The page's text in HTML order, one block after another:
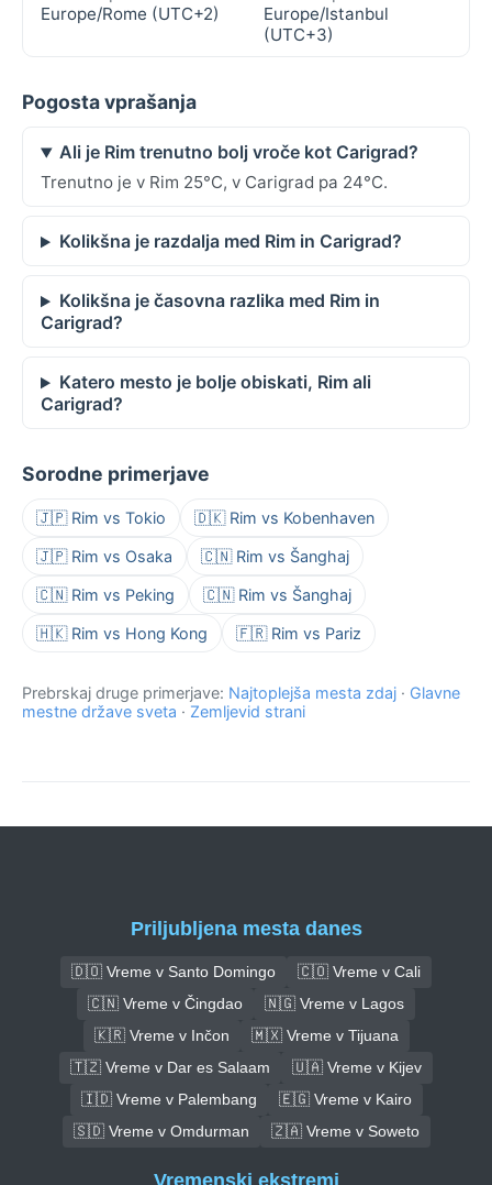
Europe/Rome (UTC+2)
Europe/Istanbul
(UTC+3)
Pogosta vprašanja
Ali je Rim trenutno bolj vroče kot Carigrad?
Trenutno je v Rim 25°C, v Carigrad pa 24°C.
Kolikšna je razdalja med Rim in Carigrad?
Kolikšna je časovna razlika med Rim in
Carigrad?
Katero mesto je bolje obiskati, Rim ali
Carigrad?
Sorodne primerjave
🇯🇵 Rim vs Tokio 🇩🇰 Rim vs Kobenhaven
🇯🇵 Rim vs Osaka 🇨🇳 Rim vs Šanghaj
🇨🇳 Rim vs Peking 🇨🇳 Rim vs Šanghaj
🇭🇰 Rim vs Hong Kong 🇫🇷 Rim vs Pariz
Prebrskaj druge primerjave: Najtoplejša mesta zdaj · Glavne
mestne države sveta · Zemljevid strani
Priljubljena mesta danes
🇩🇴 Vreme v Santo Domingo
🇨🇴 Vreme v Cali
🇨🇳 Vreme v Čingdao
🇳🇬 Vreme v Lagos
🇰🇷 Vreme v Inčon
🇲🇽 Vreme v Tijuana
🇹🇿 Vreme v Dar es Salaam
🇺🇦 Vreme v Kijev
🇮🇩 Vreme v Palembang
🇪🇬 Vreme v Kairo
🇸🇩 Vreme v Omdurman
🇿🇦 Vreme v Soweto